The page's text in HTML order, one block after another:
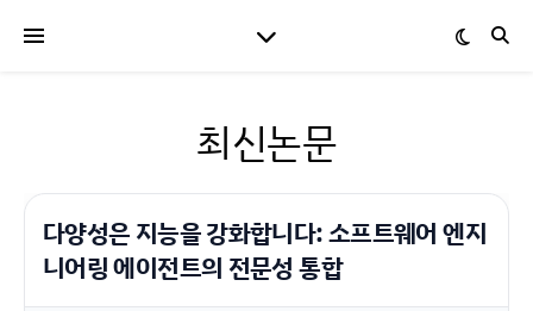
최신논문
다양성은 지능을 강화합니다: 소프트웨어 엔지
니어링 에이전트의 전문성 통합